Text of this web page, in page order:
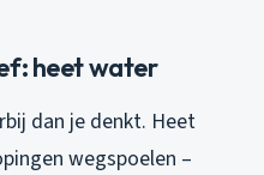
heet water
dan je denkt. Heet
wegspoelen –